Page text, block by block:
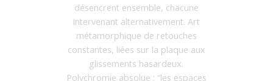
désencrent ensemble, chacune
intervenant alternativement. Art
métamorphique de retouches
constantes, liées sur la plaque aux
glissements hasardeux.
Polychromie absolue : “les espaces